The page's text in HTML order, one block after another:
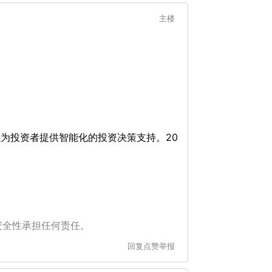
主楼
投资者提供智能化的投资决策支持。20
性承担任何责任。
回复 点赞举报